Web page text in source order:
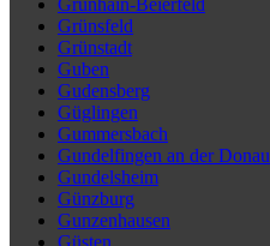
Grünhain-Beierfeld
Grünsfeld
Grünstadt
Guben
Gudensberg
Güglingen
Gummersbach
Gundelfingen an der Donau
Gundelsheim
Günzburg
Gunzenhausen